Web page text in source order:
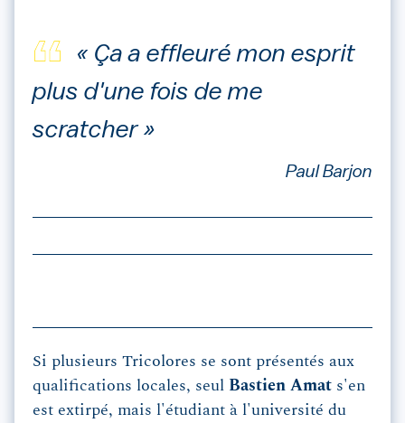
« Ça a effleuré mon esprit
plus d'une fois de me
scratcher »
Paul Barjon
Si plusieurs Tricolores se sont présentés aux
qualifications locales, seul Bastien Amat s'en
est extirpé, mais l'étudiant à l'université du